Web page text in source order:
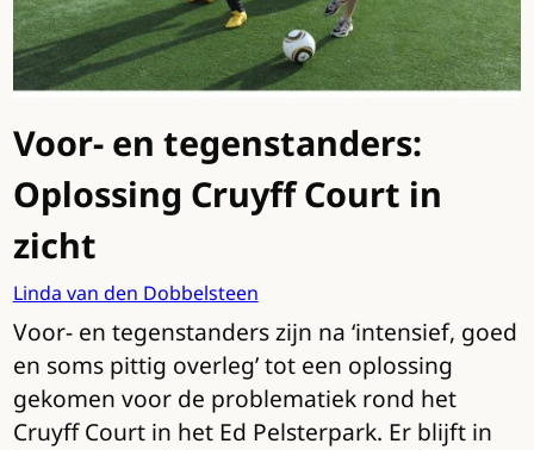
Voor- en tegenstanders:
Oplossing Cruyff Court in
zicht
Linda van den Dobbelsteen
Voor- en tegenstanders zijn na ‘intensief, goed
en soms pittig overleg’ tot een oplossing
gekomen voor de problematiek rond het
Cruyff Court in het Ed Pelsterpark. Er blijft in